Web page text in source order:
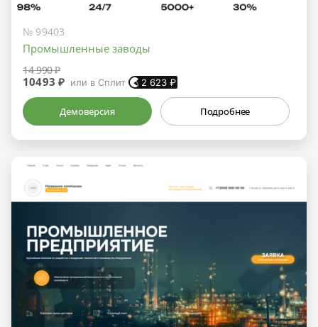
№ 99403
Промышленные заводы
14 990 ₽
10493 ₽ или в Сплит 2 623 ₽
Демоверсия Подробнее